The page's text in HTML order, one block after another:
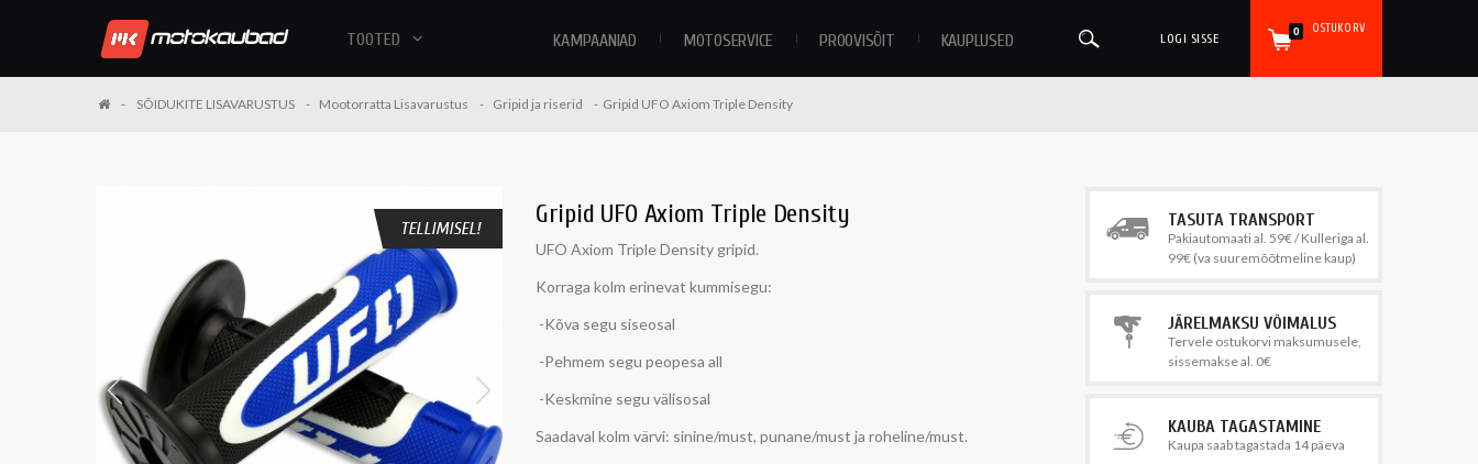
OSTUKORV
0
LOGI SISSE
KAMPAANIAD MOTOSERVICE PROOVISÕIT KAUPLUSED
TOOTED
SÕIDUKITE LISAVARUSTUS Mootorratta Lisavarustus Gripid ja riserid Gripid UFO Axiom Triple Density
TASUTA TRANSPORT
Pakiautomaati al. 59€ / Kulleriga al.
99€ (va suuremõõtmeline kaup)
JÄRELMAKSU VÕIMALUS
Tervele ostukorvi maksumusele,
sissemakse al. 0€
KAUBA TAGASTAMINE
Kaupa saab tagastada 14 päeva
TELLIMISEL! Gripid UFO Axiom Triple Density
UFO Axiom Triple Density gripid.
Korraga kolm erinevat kummisegu:
-Kõva segu siseosal
-Pehmem segu peopesa all
-Keskmine segu välisosal
Saadaval kolm värvi: sinine/must, punane/must ja roheline/must.